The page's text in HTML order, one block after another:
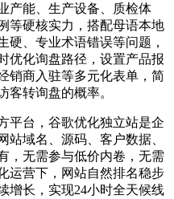
产能、生产设备、质检体
等硬核实力，搭配母语本地
硬、专业术语错误等问题，
优化询盘路径，设置产品报
销商入驻等多元化表单，简
客转询盘的概率。
平台，谷歌优化独立站是企
站域名、源码、客户数据、
，无需参与低价内卷，无需
运营下，网站自然排名稳步
增长，实现24小时全天候线